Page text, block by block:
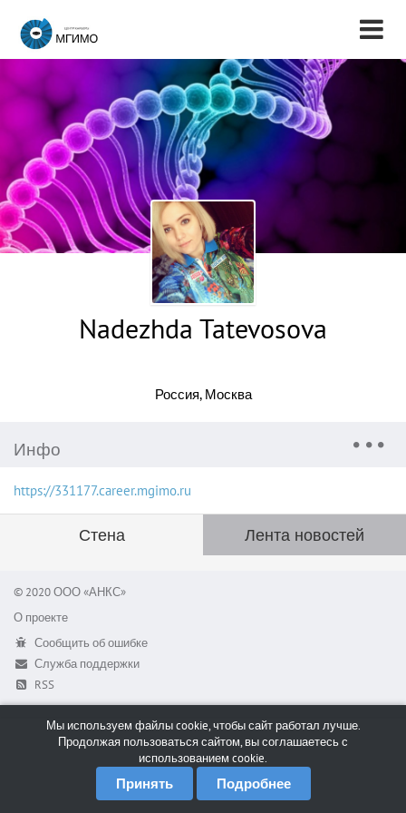
Nadezhda Tatevosova
Россия, Москва
Инфо
https://331177.career.mgimo.ru
Стена Лента новостей
© 2020 ООО «АНКС»
О проекте
Сообщить об ошибке
Служба поддержки
RSS
Мы используем файлы cookie, чтобы сайт работал лучше.
Продолжая пользоваться сайтом, вы соглашаетесь с
использованием cookie.
Принять Подробнее